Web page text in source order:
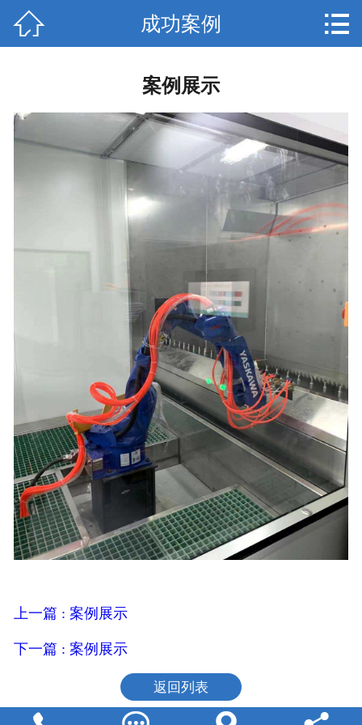
新闻动态
厂房照片
成功案例
服务流程
联系我们
在线留言
 成功案例 
案例展示
上一篇 : 案例展示
下一篇 : 案例展示
返回列表